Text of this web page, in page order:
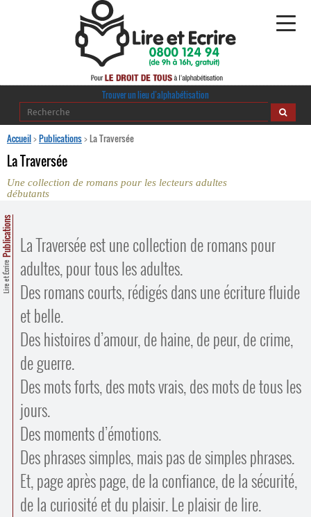
Alphabétisation
Ressources pédagogiques
Comprendre et parler
Trouver un lieu d’alphabétisation
Trouver un lieu d’alphabétisation
Accueil>Publications>La Traversée
La Traversée
Une collection de romans pour les lecteurs adultes
débutants
Lire et Écrire
Publications La Traversée est une collection de romans pour
adultes, pour tous les adultes.
Des romans courts, rédigés dans une écriture fluide
et belle.
Des histoires d’amour, de haine, de peur, de crime,
de guerre.
Des mots forts, des mots vrais, des mots de tous les
jours.
Des moments d’émotions.
Des phrases simples, mais pas de simples phrases.
Et, page après page, de la confiance, de la sécurité,
de la curiosité et du plaisir. Le plaisir de lire.